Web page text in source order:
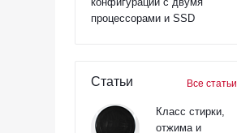
процессорами и SSD
Статьи Все статьи
Класс стирки,
отжима и